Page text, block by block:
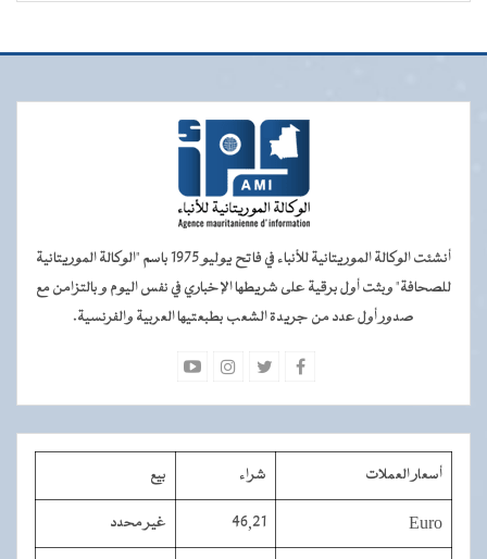
أنشئت الوكالة الموريتانية للأنباء في فاتح يوليو 1975 باسم "الوكالة الموريتانية
للصحافة" وبثت أول برقية على شريطها الإخباري في نفس اليوم و بالتزامن مع
صدور أول عدد من جريدة الشعب بطبعتيها العربية والفرنسية.
أسعار العملات شراء بيع
Euro
46,21 غير محدد